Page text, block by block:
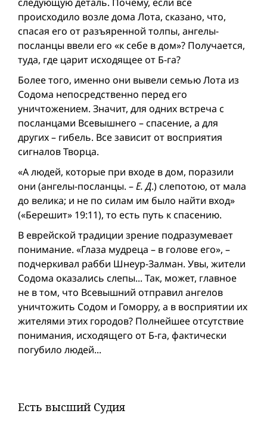
происходило возле дома Лота, сказано, что,
спасая его от разъяренной толпы, ангелы-
посланцы ввели его «к себе в дом»? Получается,
туда, где царит исходящее от Б-га?
Более того, именно они вывели семью Лота из
Содома непосредственно перед его
уничтожением. Значит, для одних встреча с
посланцами Всевышнего – спасение, а для
других – гибель. Все зависит от восприятия
сигналов Творца.
«А людей, которые при входе в дом, поразили
они (ангелы-посланцы. –Е. Д.) слепотою, от мала
до велика; и не по силам им было найти вход»
(«Берешит» 19:11), то есть путь к спасению.
В еврейской традиции зрение подразумевает
понимание. «Глаза мудреца – в голове его», –
подчеркивал рабби Шнеур-Залман. Увы, жители
Содома оказались слепы... Так, может, главное
не в том, что Всевышний отправил ангелов
уничтожить Содом и Гоморру, а в восприятии их
жителями этих городов? Полнейшее отсутствие
понимания, исходящего от Б-га, фактически
погубило людей...
Есть высший Судия